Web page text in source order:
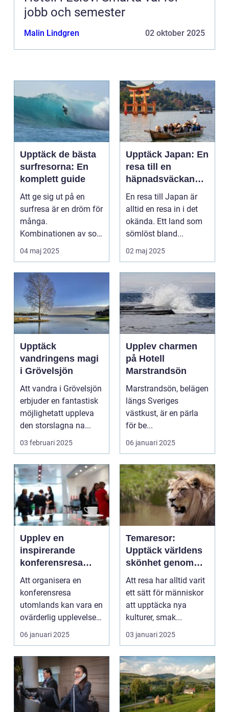
jobb och semester
Malin Lindgren 02 oktober 2025
Upptäck de bästa
surfresorna: En
komplett guide
Att ge sig ut på en
surfresa är en dröm för
många.
Kombinationen av sol,
...
04 maj 2025
Upptäck Japan: En
resa till en
häpnadsväckande
kultur och natur
En resa till Japan är
alltid en resa in i det
okända. Ett land som
sömlöst bland...
02 maj 2025
Upptäck
vandringens magi
i Grövelsjön
Att vandra i Grövelsjön
erbjuder en fantastisk
möjlighetatt uppleva
den storslagna na...
03 februari 2025
Upplev charmen
på Hotell
Marstrandsön
Marstrandsön, belägen
längs Sveriges
västkust, är en pärla
för be...
06 januari 2025
Upplev en
inspirerande
konferensresa
utomlands
Att organisera en
konferensresa
utomlands kan vara en
ovärderlig upplevelse
för föret...
06 januari 2025
Temaresor:
Upptäck världens
skönhet genom
specialiserade
resor
Att resa har alltid varit
ett sätt för människor
att upptäcka nya
kulturer, smak...
03 januari 2025